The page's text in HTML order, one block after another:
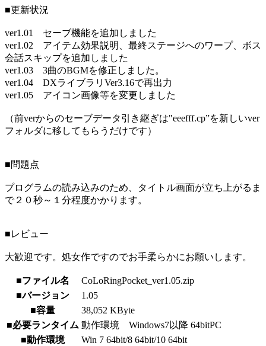
■更新状況
ver1.01 セーブ機能を追加しました
ver1.02 アイテム効果説明、最終ステージへのワープ、ボス
会話スキップを追加しました
ver1.03 3曲のBGMを修正しました。
ver1.04 DXライブラリVer3.16で再出力
ver1.05 アイコン画像等を変更しました
（前verからのセーブデータ引き継ぎは"eeefff.cp”を新しいver
フォルダに移してもらうだけです）
■問題点
プログラムの読み込みのため、タイトル画面が立ち上がるま
で２０秒～１分程度かかります。
■レビュー
大歓迎です。処女作ですのでお手柔らかにお願いします。
■ファイル名
CoLoRingPocket_ver1.05.zip
■バージョン
1.05
■容量
38,052 KByte
■必要ランタイム 動作環境 Windows7以降 64bitPC
■動作環境
Win 7 64bit/8 64bit/10 64bit